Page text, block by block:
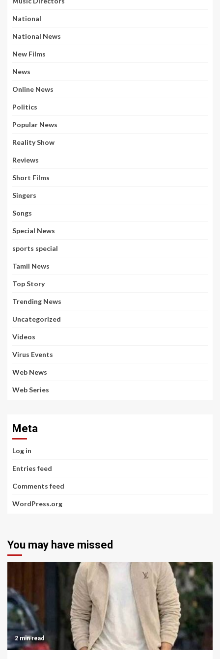
National
National News
New Films
News
Online News
Politics
Popular News
Reality Show
Reviews
Short Films
Singers
Songs
Special News
sports special
Tamil News
Top Story
Trending News
Uncategorized
Videos
Virus Events
Web News
Web Series
Meta
Log in
Entries feed
Comments feed
WordPress.org
You may have missed
2 min read